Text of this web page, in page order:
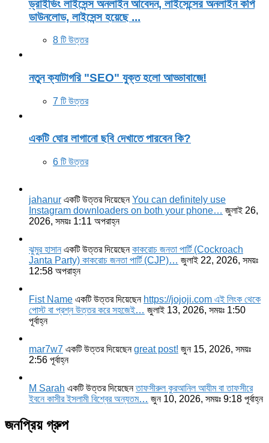
ড্রাইভিং লাইসেন্স অনলাইন আবেদন, লাইসেন্সের অনলাইন কপি
ডাউনলোড, লাইসেন্স হয়েছে ...
8 টি উত্তর
নতুন ক্যাটাগরি "SEO" যুক্ত হলো আড্ডাবাজে!
7 টি উত্তর
একটি ঘোর লাগানো ছবি দেখাতে পারবেন কি?
6 টি উত্তর
jahanur একটি উত্তর দিয়েছেনYou can definitely use
Instagram downloaders on both your phone… জুলাই 26,
2026, সময়ঃ 1:11 অপরাহ্ন
ঝুমুর হাসান একটি উত্তর দিয়েছেনকাকরোচ জনতা পার্টি (Cockroach
Janta Party) কাকরোচ জনতা পার্টি (CJP)… জুলাই 22, 2026, সময়ঃ
12:58 অপরাহ্ন
Fist Name একটি উত্তর দিয়েছেন https://jojoji.com এই লিংক থেকে
পোস্ট বা প্রশ্ন উত্তর করে সহজেই… জুলাই 13, 2026, সময়ঃ 1:50
পূর্বাহ্ন
mar7w7 একটি উত্তর দিয়েছেনgreat post! জুন 15, 2026, সময়ঃ
2:56 পূর্বাহ্ন
M Sarah একটি উত্তর দিয়েছেনতাফসীরুল কুরআনিল আযীম বা তাফসীরে
ইবনে কাসীর ইসলামী বিশ্বের অন্যতম… জুন 10, 2026, সময়ঃ 9:18 পূর্বাহ্ন
জনপ্রিয় গ্রুপ